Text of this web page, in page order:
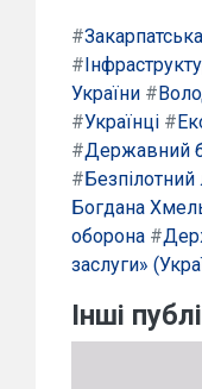
#
#
України #
#Українці #
#Державний
#Безпілотний
Богдана
оборона #
заслуги»
Інші